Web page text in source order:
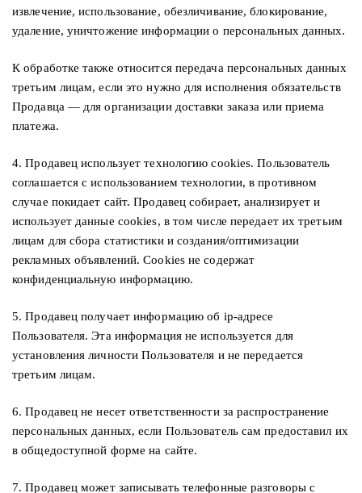
извлечение, использование, обезличивание, блокирование,
удаление, уничтожение информации о персональных данных.
К обработке также относится передача персональных данных
третьим лицам, если это нужно для исполнения обязательств
Продавца — для организации доставки заказа или приема
платежа.
4. Продавец использует технологию cookies. Пользователь
соглашается с использованием технологии, в противном
случае покидает сайт. Продавец собирает, анализирует и
использует данные cookies, в том числе передает их третьим
лицам для сбора статистики и создания/оптимизации
рекламных объявлений. Cookies не содержат
конфиденциальную информацию.
5. Продавец получает информацию об ip-адресе
Пользователя. Эта информация не используется для
установления личности Пользователя и не передается
третьим лицам.
6. Продавец не несет ответственности за распространение
персональных данных, если Пользователь сам предоставил их
в общедоступной форме на сайте.
7. Продавец может записывать телефонные разговоры с